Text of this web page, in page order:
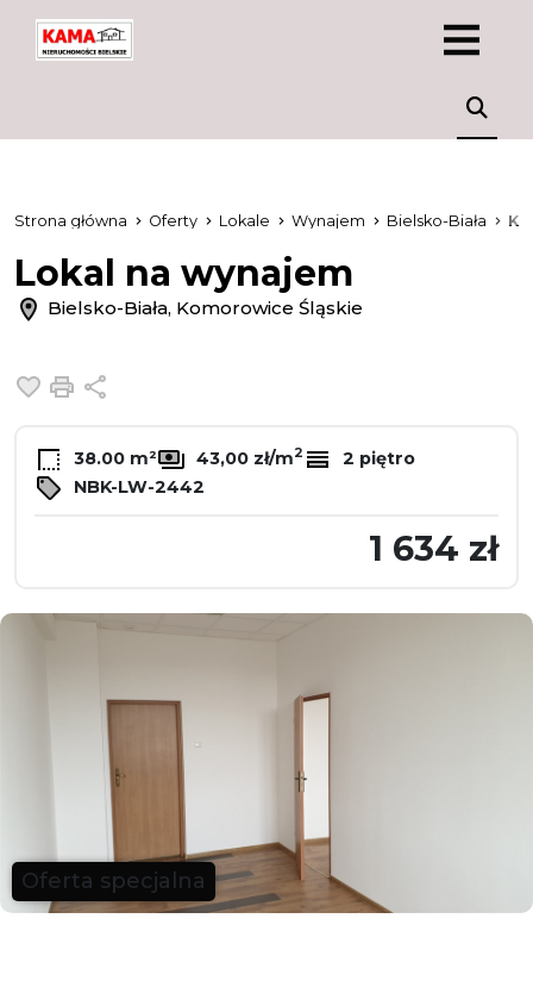
Strona główna Oferty Lokale Wynajem Bielsko-Biała
Lokal na wynajem
Bielsko-Biała, Komorowice Śląskie
Dodaj do ulubionych
Drukuj
38.00 m² 43,00 zł/m2
2 piętro
NBK-LW-2442
1 634 zł
Oferta specjalna